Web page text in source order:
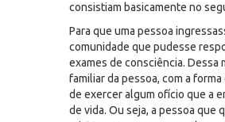
consistiam basicamente no
Para que uma pessoa
comunidade que pudesse
exames de consciência.
familiar da pessoa, com a
de exercer algum ofício que a
de vida. Ou seja, a pessoa que